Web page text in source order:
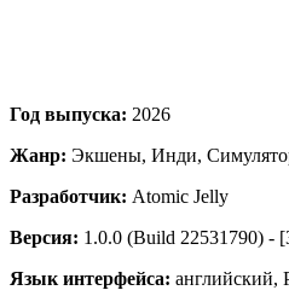
Год выпуска: 2026
Жанр: Экшены, Инди,
Разработчик: Atomic Jelly
Версия: 1.0.0 (Build 22531790) -
Язык интерфейса: английский,